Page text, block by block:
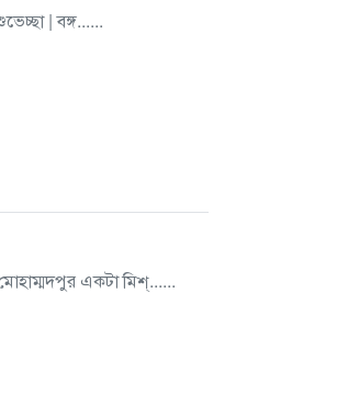
| বঙ্গ......
মোহাম্মদপুর একটা মিশ্......